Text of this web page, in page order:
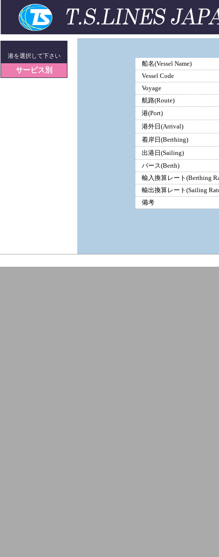
港を選択して下さい
サービス別
船名(Vessel Name)
Vessel Code
Voyage
航路(Route)
港(Port)
港外日(Arrival)
着岸日(Berthing)
出港日(Sailing)
バース(Berth)
輸入換算レート(Berthing
輸出換算レート(Sailing
備考